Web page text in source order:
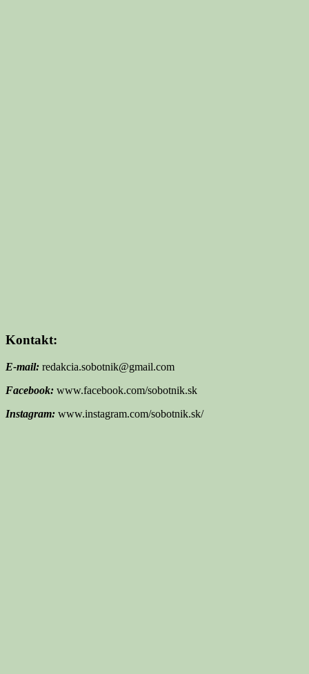
Kontakt:
E-mail: redakcia.sobotnik@gmail.com
Facebook: www.facebook.com/sobotnik.sk
Instagram: www.instagram.com/sobotnik.sk/